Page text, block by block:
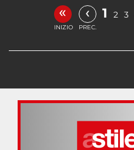
«
INIZIO
‹
PREC.
1 2 3